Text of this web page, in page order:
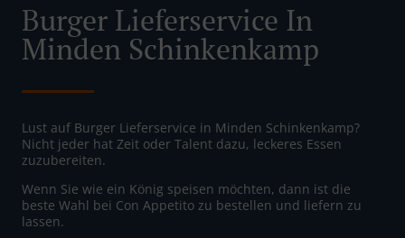
Burger Lieferservice In
Minden Schinkenkamp
Lust auf Burger Lieferservice in Minden Schinkenkamp?
Nicht jeder hat Zeit oder Talent dazu, leckeres Essen
zuzubereiten.
Wenn Sie wie ein König speisen möchten, dann ist die
beste Wahl bei Con Appetito zu bestellen und liefern zu
lassen.